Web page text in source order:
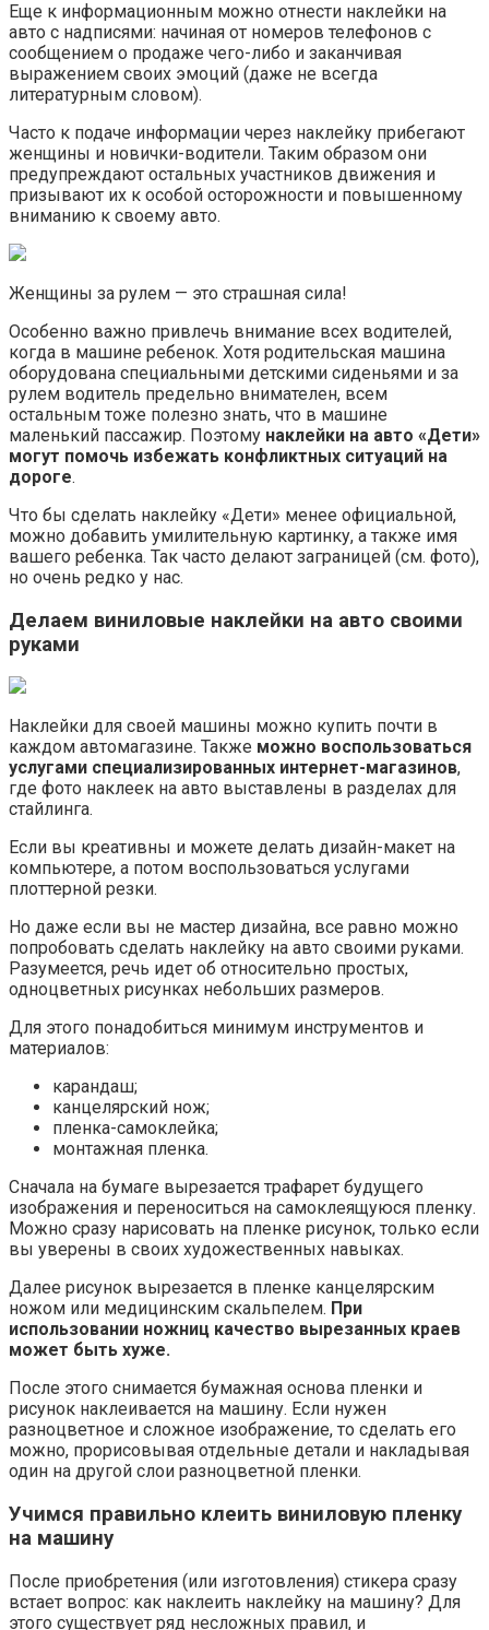
Еще к информационным можно отнести наклейки на
авто с надписями: начиная от номеров телефонов с
сообщением о продаже чего-либо и заканчивая
выражением своих эмоций (даже не всегда
литературным словом).
Часто к подаче информации через наклейку прибегают
женщины и новички-водители. Таким образом они
предупреждают остальных участников движения и
призывают их к особой осторожности и повышенному
вниманию к своему авто.
Женщины за рулем — это страшная сила!
Особенно важно привлечь внимание всех водителей,
когда в машине ребенок. Хотя родительская машина
оборудована специальными детскими сиденьями и за
рулем водитель предельно внимателен, всем
остальным тоже полезно знать, что в машине
маленький пассажир. Поэтому наклейки на авто «Дети»
могут помочь избежать конфликтных ситуаций на
дороге.
Что бы сделать наклейку «Дети» менее официальной,
можно добавить умилительную картинку, а также имя
вашего ребенка. Так часто делают заграницей (см. фото),
но очень редко у нас.
Делаем виниловые наклейки на авто своими
руками
Наклейки для своей машины можно купить почти в
каждом автомагазине. Также можно воспользоваться
услугами специализированных интернет-магазинов,
где фото наклеек на авто выставлены в разделах для
стайлинга.
Если вы креативны и можете делать дизайн-макет на
компьютере, а потом воспользоваться услугами
плоттерной резки.
Но даже если вы не мастер дизайна, все равно можно
попробовать сделать наклейку на авто своими руками.
Разумеется, речь идет об относительно простых,
одноцветных рисунках небольших размеров.
Для этого понадобиться минимум инструментов и
материалов:
карандаш;
канцелярский нож;
пленка-самоклейка;
монтажная пленка.
Сначала на бумаге вырезается трафарет будущего
изображения и переноситься на самоклеящуюся пленку.
Можно сразу нарисовать на пленке рисунок, только если
вы уверены в своих художественных навыках.
Далее рисунок вырезается в пленке канцелярским
ножом или медицинским скальпелем. При
использовании ножниц качество вырезанных краев
может быть хуже.
После этого снимается бумажная основа пленки и
рисунок наклеивается на машину. Если нужен
разноцветное и сложное изображение, то сделать его
можно, прорисовывая отдельные детали и накладывая
один на другой слои разноцветной пленки.
Учимся правильно клеить виниловую пленку
на машину
После приобретения (или изготовления) стикера сразу
встает вопрос: как наклеить наклейку на машину? Для
этого существует ряд несложных правил, и